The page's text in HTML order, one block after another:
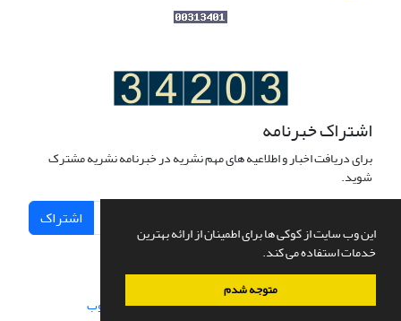
این وب سایت از کوکی ها برای اطمینان از ارائه بهترین
خدمات استفاده می کند.
متوجه شدم
اشتراک خبرنامه
برای دریافت اخبار و اطلاعیه های مهم نشریه در خبرنامه نشریه مشترک
شوید.
اشتراک
سامانه مدیریت نشریات علمی.طراحی و پیاده سازی از سیناوب